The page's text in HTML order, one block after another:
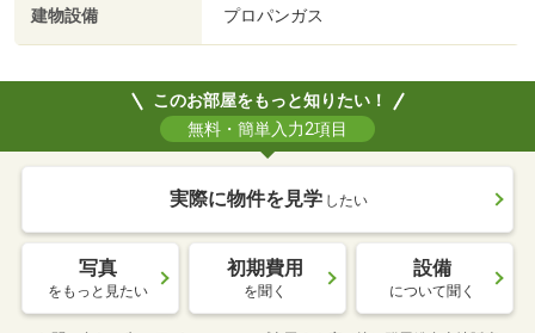
建物設備 プロパンガス
このお部屋をもっと知りたい！
無料・簡単入力2項目
実際に物件を見学 したい
写真
をもっと見たい
初期費用
を聞く
設備
について聞く